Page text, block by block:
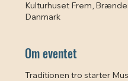
Kulturhuset Frem,
Danmark
Om eventet
Traditionen tro starter